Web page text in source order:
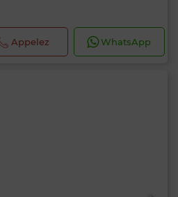
Appelez WhatsApp